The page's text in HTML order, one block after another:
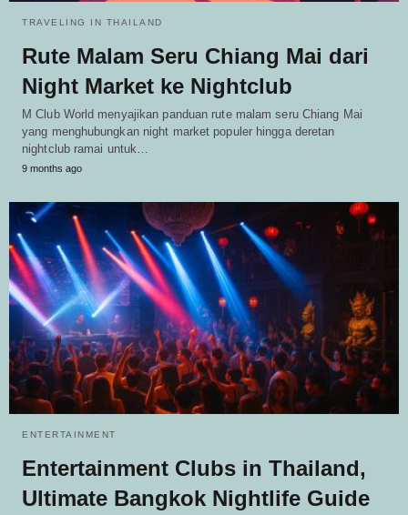
TRAVELING IN THAILAND
Rute Malam Seru Chiang Mai dari
Night Market ke Nightclub
M Club World menyajikan panduan rute malam seru Chiang Mai
yang menghubungkan night market populer hingga deretan
nightclub ramai untuk…
9 months ago
ENTERTAINMENT
Entertainment Clubs in Thailand,
Ultimate Bangkok Nightlife Guide